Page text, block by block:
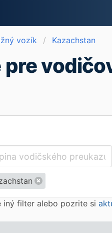
vozík Kazachstan
pre
iný filter alebo pozrite si